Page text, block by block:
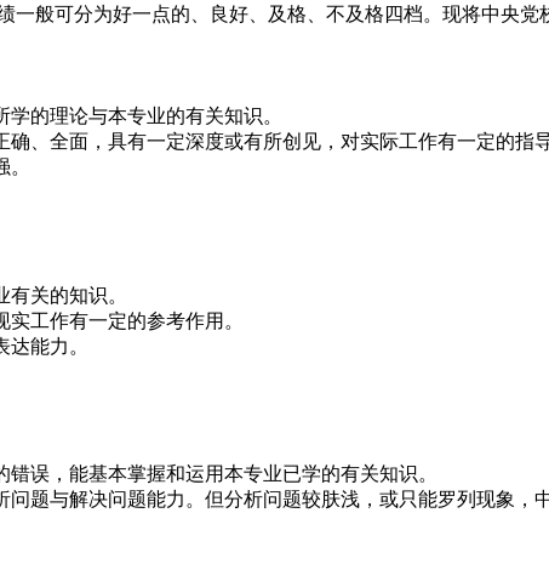
一般可分为好一点的、良好、及格、不及格四档。现将中央党
的理论与本专业的有关知识。
、全面，具有一定深度或有所创见，对实际工作有一定的指导
关的知识。
工作有一定的参考作用。
能力。
误，能基本掌握和运用本专业已学的有关知识。
题与解决问题能力。但分析问题较肤浅，或只能罗列现象，